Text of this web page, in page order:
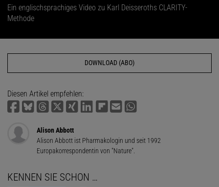
Ein englischsprachiges Video zu Karl Deisseroths CLARITY-
Methode
DOWNLOAD (ABO)
Diesen Artikel empfehlen:
Alison Abbott
Alison Abbott ist Pharmakologin und seit 1992
Europakorrespondentin von "Nature".
KENNEN SIE SCHON …